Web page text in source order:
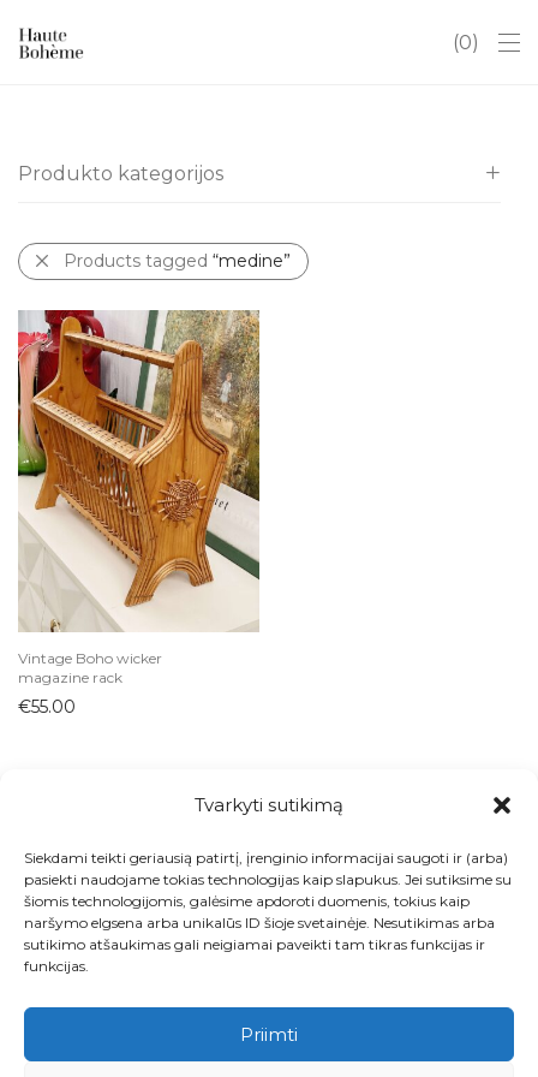
Tvarkyti sutikimą
Siekdami teikti geriausią patirtį, įrenginio informacijai saugoti ir (arba)
pasiekti naudojame tokias technologijas kaip slapukus. Jei sutiksime su
šiomis technologijomis, galėsime apdoroti duomenis, tokius kaip
naršymo elgsena arba unikalūs ID šioje svetainėje. Nesutikimas arba
sutikimo atšaukimas gali neigiamai paveikti tam tikras funkcijas ir
funkcijas.
Priimti
0
Produkto kategorijos
Visos
Itališki indai
Kalėdos
Antikvaras
Art Deco
Baldai
Chinoserie
Dovanų kuponai
Hobiams
Indai
Arbatinukai
Ąsočiai
Biriems produktams
Cukrinės
Kavai ir arbatai
Kepimo indai
Ledainės ir desertinės
Lėkštės
Products tagged “medine”
Vintage Boho wicker
magazine rack
€55.00
Visos prekės
Kontaktai
Apie
Paskyra
Krepšelis